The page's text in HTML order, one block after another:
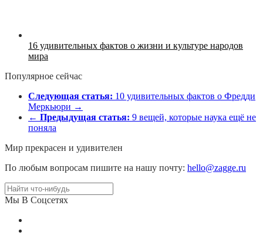
16 удивительных фактов о жизни и культуре народов
мира
Популярное сейчас
Следующая статья: 10 удивительных фактов о Фредди
Меркьюри →
← Предыдущая статья: 9 вещей, которые наука ещё не
поняла
Мир прекрасен и удивителен
По любым вопросам пишите на нашу почту: hello@zagge.ru
Мы В Соцсетях